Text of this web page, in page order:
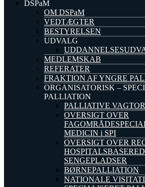
DSPaM
OM DSPaM
VEDTÆGTER
BESTYRELSEN
UDVALG
MEDLEMSKAB
REFERATER
FRAKTION AF YNGRE
ORGANISATORISK –
PALLIATION
PALLIATIVE
OVERSIGT OVER
MEDICIN i SPI
OVERSIGT OVER
SENGEPLADSER
BØRNEPALLIATION
NATIONALE